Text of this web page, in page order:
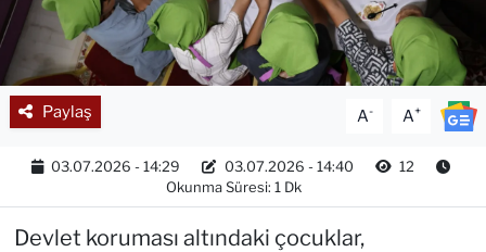
Paylaş A- A+
03.07.2026 - 14:29 03.07.2026 - 14:40
12
Okunma Süresi: 1 Dk
Devlet koruması altındaki çocuklar,